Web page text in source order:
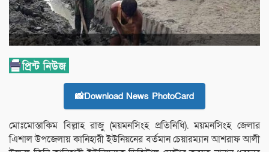
📸Download News PhotoCard
মোঃমোস্তাকিম বিল্লাহ রাজু (ময়মনসিংহ প্রতিনিধি). ময়মনসিংহ জেলার
এিশাল উপজেলায় কানিহারী ইউনিয়নের বর্তমান চেয়ারম্যান আশরাফ আলী